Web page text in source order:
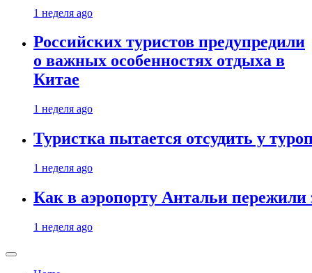
1 неделя ago
Российских туристов предупредили
о важных особенностях отдыха в
Китае
1 неделя ago
Туристка пытается отсудить у
1 неделя ago
Как в аэропорту Антальи
1 неделя ago